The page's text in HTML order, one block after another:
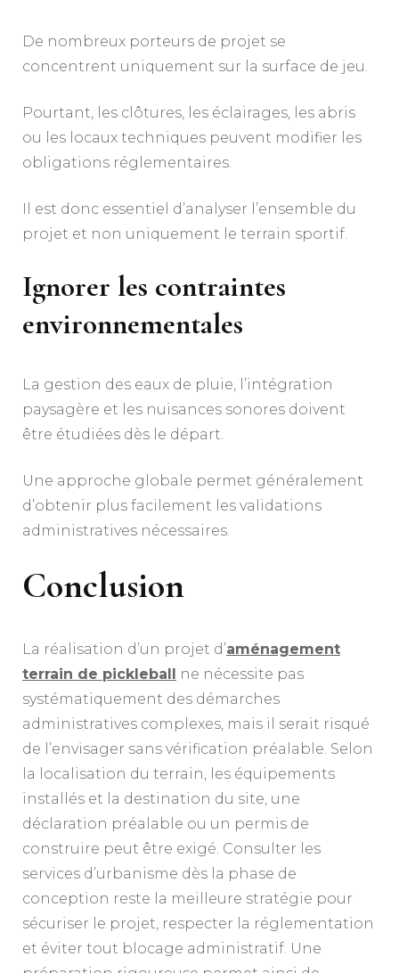
De nombreux porteurs de projet se
concentrent uniquement sur la surface de jeu.
Pourtant, les clôtures, les éclairages, les abris
ou les locaux techniques peuvent modifier les
obligations réglementaires.
Il est donc essentiel d’analyser l’ensemble du
projet et non uniquement le terrain sportif.
Ignorer les contraintes
environnementales
La gestion des eaux de pluie, l’intégration
paysagère et les nuisances sonores doivent
être étudiées dès le départ.
Une approche globale permet généralement
d’obtenir plus facilement les validations
administratives nécessaires.
Conclusion
La réalisation d’un projet d’aménagement
terrain de pickleball ne nécessite pas
systématiquement des démarches
administratives complexes, mais il serait risqué
de l’envisager sans vérification préalable. Selon
la localisation du terrain, les équipements
installés et la destination du site, une
déclaration préalable ou un permis de
construire peut être exigé. Consulter les
services d’urbanisme dès la phase de
conception reste la meilleure stratégie pour
sécuriser le projet, respecter la réglementation
et éviter tout blocage administratif. Une